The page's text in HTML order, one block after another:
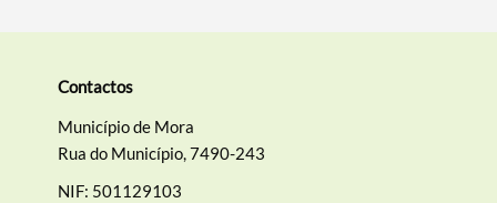
Contactos
Município de Mora
Rua do Município, 7490-243
NIF: 501129103